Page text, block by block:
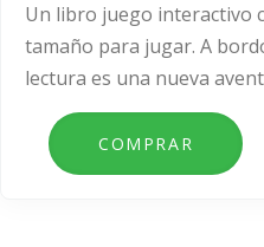
Un libro juego interactivo
tamaño para jugar. A
lectura es una nueva